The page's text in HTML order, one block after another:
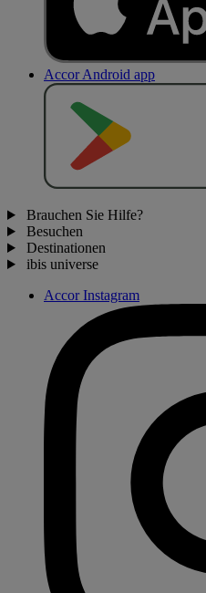
Accor Android app
Brauchen Sie Hilfe?
Besuchen
Destinationen
ibis universe
Accor Instagram